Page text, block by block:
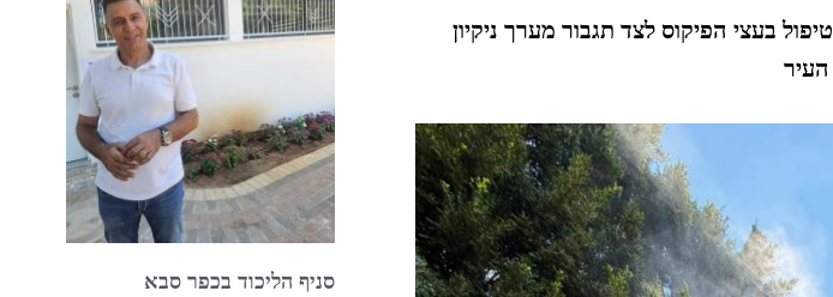
בעצי הפיקוס לצד תגבור מערך ניקיון
העיר
סניף הליכוד בכפר סבא